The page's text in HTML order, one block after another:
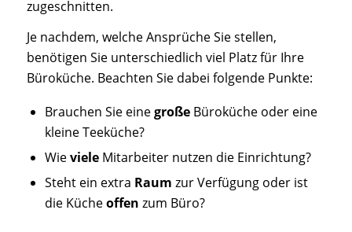
zugeschnitten.
Je nachdem, welche Ansprüche Sie stellen,
benötigen Sie unterschiedlich viel Platz für Ihre
Büroküche. Beachten Sie dabei folgende Punkte:
Brauchen Sie einegroßeBüroküche oder eine
kleine Teeküche?
WievieleMitarbeiter nutzen die Einrichtung?
Steht ein extra Raum zur Verfügung oder ist
die Kücheoffen zum Büro?